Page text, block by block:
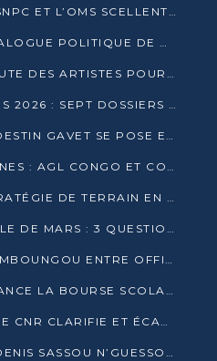
SANTÉ : LA FONDATION SNPC ET L’OMS SCELLENT UN PARTENARIAT STRATÉGIQUE DE TROIS ANS
L’UPRN SE RETIRE DU DIALOGUE POLITIQUE DE DJAMBALA : TENSIONS DANS LE PRÉ-ÉLECTORAL CONGOLAIS
DAVE MAFOULA À L’ÉCOUTE DES ARTISTES POUR REDÉFINIR SA POLITIQUE CULTURELLE
PRÉSIDENTIELLE DE MARS 2026 : SEPT DOSSIERS DE CANDIDATURE ENREGISTRÉS À LA CLÔTURE DES DÉPÔTS
PRÉSIDENTIELLE 2026 : DESTIN GAVET SE POSE EN CANDIDAT DU « RAS-LE-BOL »
EMPLOYABILITÉ DES JEUNES : AGL CONGO ET CONGO TERMINAL S’ALLIENT À UCAC-ICAM
LE MJPU DÉPLOIE SA STRATÉGIE DE TERRAIN EN FAVEUR DE DSN
ÉLECTION PRÉSIDENTIELLE DE MARS : 3 QUESTIONS À UN EXPERT CONGOLAIS DE LA CYBERSÉCURITÉ
JOSEPH KIGNOUMBI KIA MBOUNGOU ENTRE OFFICIELLEMENT EN COURSE POUR LA PRÉSIDENTIELLE
ÉDUCATION : LA FCRM LANCE LA BOURSE SCOLAIRE FRANCINE-NTOUMI POUR PROMOUVOIR LES FILIÈRES SCIENTIFIQUES
PRÉSIDENTIELLE 2026 : LE CNR CLARIFIE ET ÉCARTE LA CANDIDATURE DU PASTEUR NTUMI
PRÉSIDENTIELLE 2026 : DENIS SASSOU N’GUESSO ANNONCE OFFICIELLEMENT SA CANDIDATURE